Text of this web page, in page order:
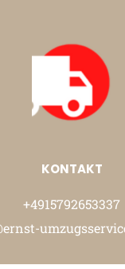
KONTAKT
+4915792653337